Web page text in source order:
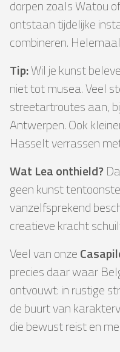
dorpen zoals Watou
ontstaan ​​tijdelijke
combineren.
Tip:Wil je kunst
niet tot musea. Veel
streetartroutes aan,
Antwerpen. Ook
Hasselt verrassen
Wat Lea onthield?
geen kunst
vanzelfsprekend
creatieve kracht
Veel van onze
precies daar waar
ontvouwt: in rustige
de buurt van
die bewust reist en